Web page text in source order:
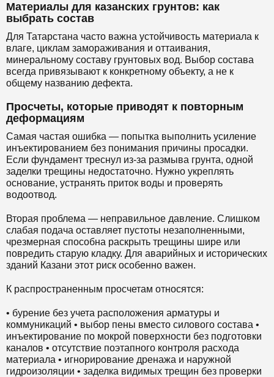
Материалы для казанских грунтов: как
выбрать состав
Для Татарстана часто важна устойчивость материала к
влаге, циклам замораживания и оттаивания,
минеральному составу грунтовых вод. Выбор состава
всегда привязывают к конкретному объекту, а не к
общему названию дефекта.
Просчеты, которые приводят к повторным
деформациям
Самая частая ошибка — попытка выполнить усиление
инъектированием без понимания причины просадки.
Если фундамент треснул из-за размыва грунта, одной
заделки трещины недостаточно. Нужно укреплять
основание, устранять приток воды и проверять
водоотвод.
Вторая проблема — неправильное давление. Слишком
слабая подача оставляет пустоты незаполненными,
чрезмерная способна раскрыть трещины шире или
повредить старую кладку. Для аварийных и исторических
зданий Казани этот риск особенно важен.
К распространенным просчетам относятся:
• бурение без учета расположения арматуры и
коммуникаций • выбор пены вместо силового состава •
инъектирование по мокрой поверхности без подготовки
каналов • отсутствие поэтапного контроля расхода
материала • игнорирование дренажа и наружной
гидроизоляции • заделка видимых трещин без проверки